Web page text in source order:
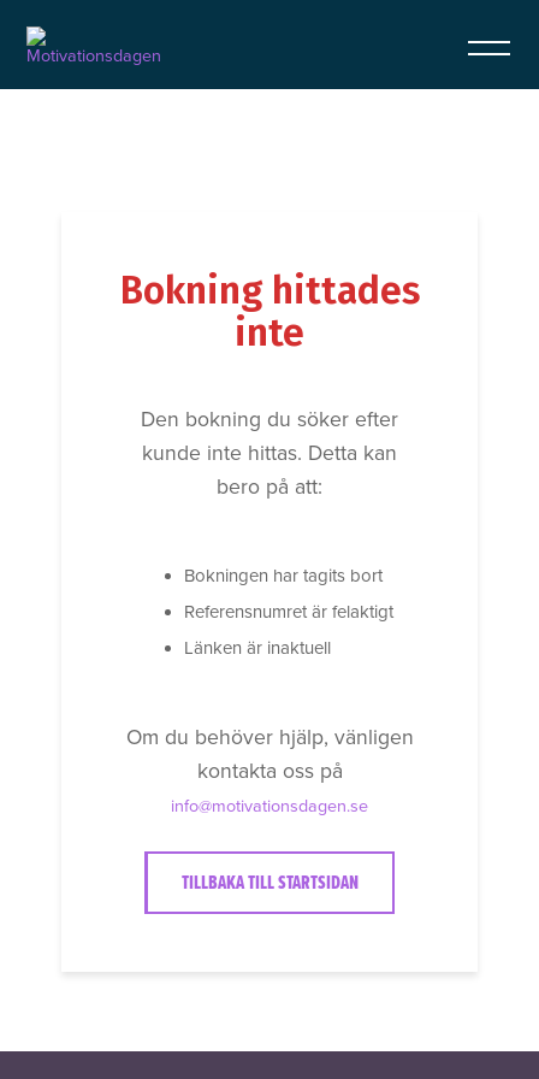
Bokning hittades
inte
Den bokning du söker efter
kunde inte hittas. Detta kan
bero på att:
Bokningen har tagits bort
Referensnumret är felaktigt
Länken är inaktuell
Om du behöver hjälp, vänligen
kontakta oss på
info@motivationsdagen.se
TILLBAKA TILL STARTSIDAN